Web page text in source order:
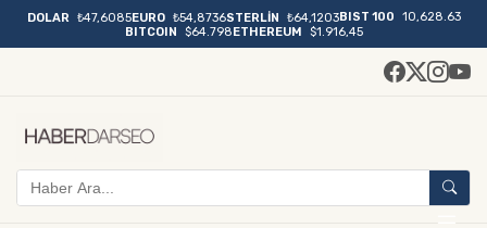
DOLAR ₺47,6085EURO ₺54,8736STERLİN ₺64,1203BIST 100
10,628.63
BITCOIN
$64.798ETHEREUM $1.916,45